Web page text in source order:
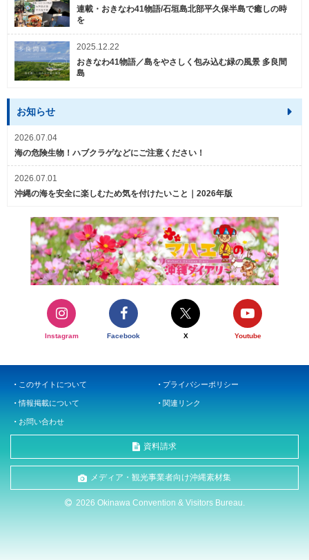
連載・おきなわ41物語/石垣島北部平久保半島で癒しの時
を
2025.12.22
おきなわ41物語／島をやさしく包み込む緑の風景 多良間
島
お知らせ
2026.07.04
海の危険生物！ハブクラゲなどにご注意ください！
2026.07.01
沖縄の海を安全に楽しむため気を付けたいこと｜2026年版
Instagram Facebook X Youtube
このサイトについて プライバシーポリシー
情報掲載について 関連リンク
お問い合わせ
資料請求
メディア・観光事業者向け沖縄素材集
2026 Okinawa Convention & Visitors Bureau.